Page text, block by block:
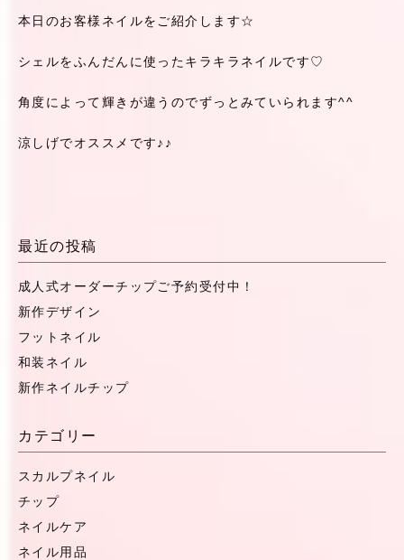
本日のお客様ネイルをご紹介します☆
シェルをふんだんに使ったキラキラネイルです♡
角度によって輝きが違うのでずっとみていられます^^
涼しげでオススメです♪♪
最近の投稿
成人式オーダーチップご予約受付中！
新作デザイン
フットネイル
和装ネイル
新作ネイルチップ
カテゴリー
スカルプネイル
チップ
ネイルケア
ネイル用品